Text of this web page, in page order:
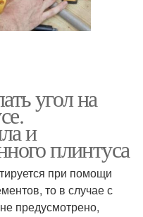
угол на
и
плинтуса
при помощи
то в случае с
предусмотрено,